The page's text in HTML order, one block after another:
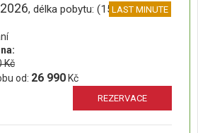
, délka pobytu: (15 dní)LAST MINUTE
Kč
od: 26 990 Kč
REZERVACE